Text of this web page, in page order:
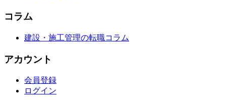
コラム
建設・施工管理の転職コラム
アカウント
会員登録
ログイン